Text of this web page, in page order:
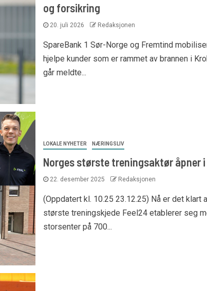
og forsikring
20. juli 2026 Redaksjonen
SpareBank 1 Sør-Norge og Fremtind
hjelpe kunder som er rammet av brannen i
går meldte...
LOKALE NYHETER NÆRINGSLIV
Norges største treningsaktør åpner i
22. desember 2025 Redaksjonen
(Oppdatert kl. 10.25 23.12.25) Nå er det klart
største treningskjede Feel24 etablerer seg
storsenter på 700...